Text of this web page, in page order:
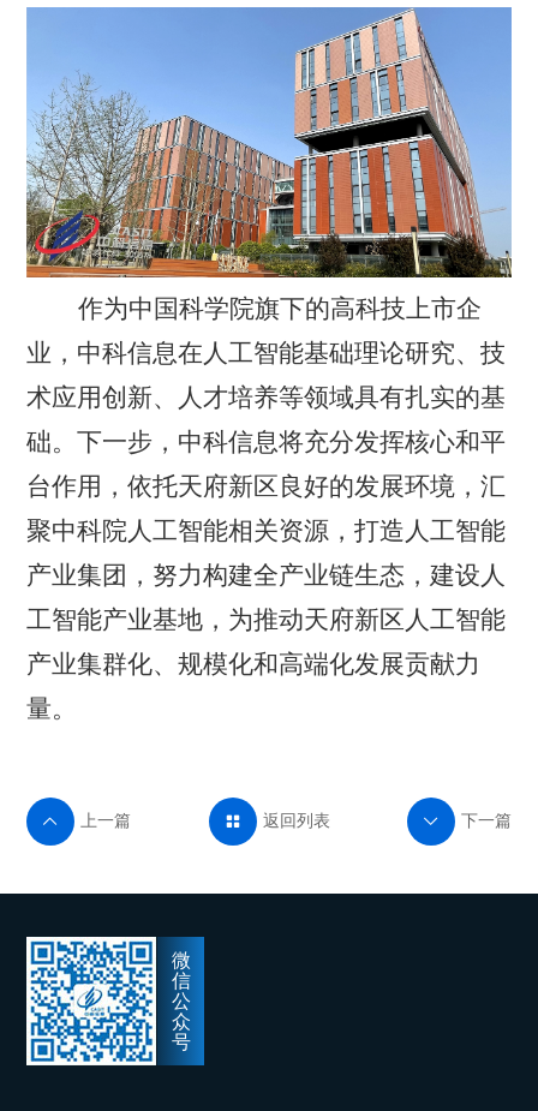
作为中国科学院旗下的高科技上市企
业，中科信息在人工智能基础理论研究、技
术应用创新、人才培养等领域具有扎实的基
础。下一步 ， 中科信息将充分发挥核心和平
台作用，依托天府新区良好的发展环境，汇
聚中科院人工智能相关资源，打造人工智能
产业集团，努力构建全产业链生态，建设人
工智能产业基地，为推动天府新区人工智能
产业集群化、规模化和高端化发展贡献力
量。
 上一篇  返回列表  下一篇
微
信
公
众
号